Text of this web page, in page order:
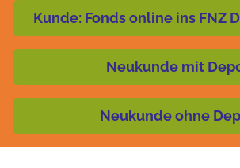
Kunde: Fonds online ins FNZ
Neukunde mit
Neukunde ohne